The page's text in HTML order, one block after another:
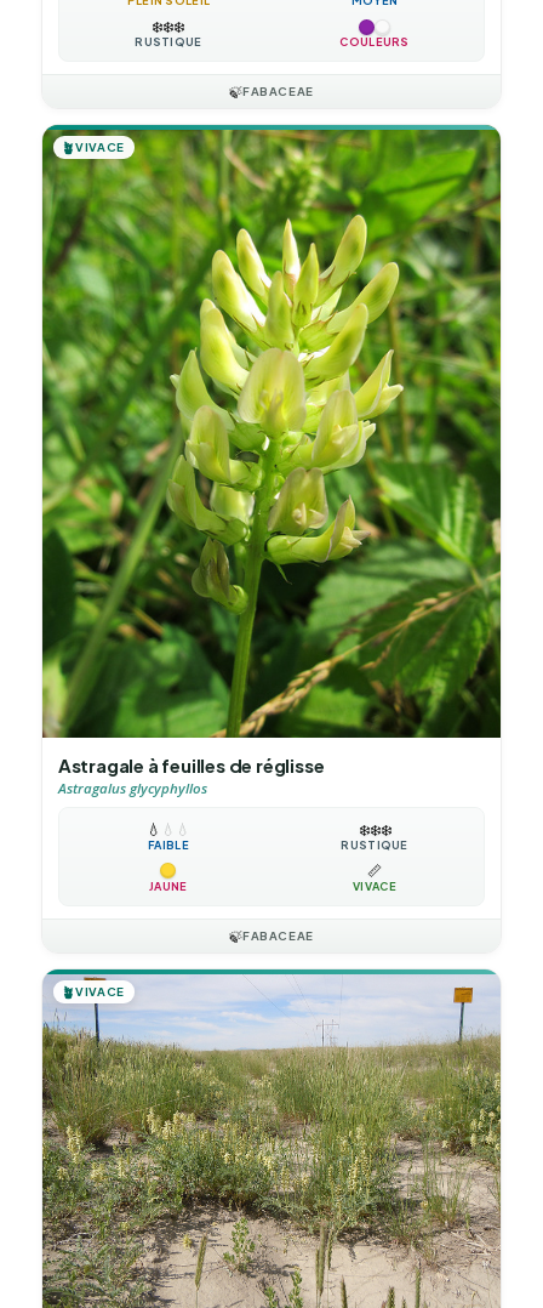
❄️❄️❄️
RUSTIQUE COULEURS
🍃FABACEAE
🪴VIVACE
Astragale à feuilles de réglisse
Astragalus glycyphyllos
💧 💧 💧
FAIBLE
❄️❄️❄️
RUSTIQUE
JAUNE
📏
VIVACE
🍃FABACEAE
🪴VIVACE